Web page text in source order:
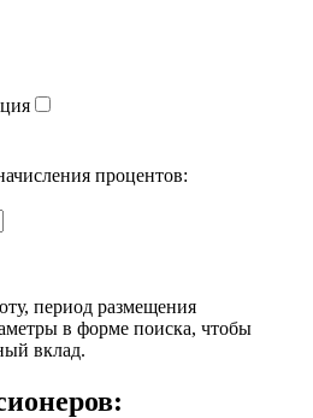
процентов:
период размещения
в форме поиска, чтобы
вклад.